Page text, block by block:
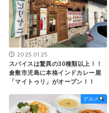
2025.01.25
スパイスは驚異の30種類以上！！
倉敷市児島に本格インドカレー屋
「マイトゥリ」がオープン！！
グルメ